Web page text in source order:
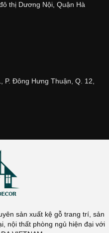
thị Dương Nội, Quận Hà
Đông Hưng Thuận, Q. 12,
sản xuất kệ gỗ trang trí, sản
nội thất phòng ngủ hiện đại với